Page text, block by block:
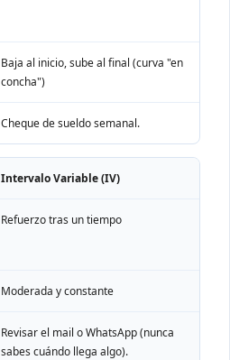
Baja al inicio, sube al final (curva "en
concha")
Cheque de sueldo semanal.
Intervalo Variable (IV)
Refuerzo tras un tiempo
Moderada y constante
Revisar el mail o WhatsApp (nunca
sabes cuándo llega algo).